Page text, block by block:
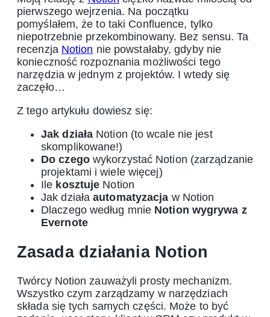
pierwszego wejrzenia. Na początku
pomyślałem, że to taki Confluence, tylko
niepotrzebnie przekombinowany. Bez sensu. Ta
recenzja Notion nie powstałaby, gdyby nie
konieczność rozpoznania możliwości tego
narzędzia w jednym z projektów. I wtedy się
zaczęło…
Z tego artykułu dowiesz się:
Jak działa Notion (to wcale nie jest
skomplikowane!)
Do czegowykorzystać Notion (zarządzanie
projektami i wiele więcej)
Ile kosztuje Notion
Jak działaautomatyzacja w Notion
Dlaczego według mnie Notion wygrywa z
Evernote
Zasada działania Notion
Twórcy Notion zauważyli prosty mechanizm.
Wszystko czym zarządzamy w narzędziach
składa się tych samych części. Może to być